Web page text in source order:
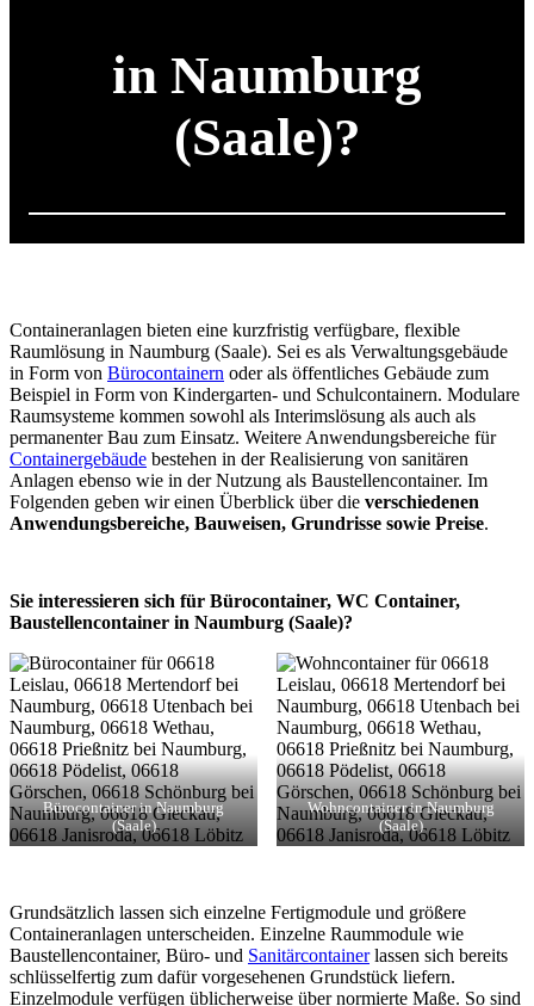
in Naumburg
(Saale)?
Containeranlagen bieten eine kurzfristig verfügbare, flexible
Raumlösung in Naumburg (Saale). Sei es als Verwaltungsgebäude
in Form von Bürocontainern oder als öffentliches Gebäude zum
Beispiel in Form von Kindergarten- und Schulcontainern. Modulare
Raumsysteme kommen sowohl als Interimslösung als auch als
permanenter Bau zum Einsatz. Weitere Anwendungsbereiche für
Containergebäude bestehen in der Realisierung von sanitären
Anlagen ebenso wie in der Nutzung als Baustellencontainer. Im
Folgenden geben wir einen Überblick über die verschiedenen
Anwendungsbereiche, Bauweisen, Grundrisse sowie Preise.
Sie interessieren sich für Bürocontainer, WC Container,
Baustellencontainer in Naumburg (Saale)?
Bürocontainer in Naumburg
(Saale)
Wohncontainer in Naumburg
(Saale)
Grundsätzlich lassen sich einzelne Fertigmodule und größere
Containeranlagen unterscheiden. Einzelne Raummodule wie
Baustellencontainer, Büro- und Sanitärcontainerlassen sich bereits
schlüsselfertig zum dafür vorgesehenen Grundstück liefern.
Einzelmodule verfügen üblicherweise über normierte Maße. So sind